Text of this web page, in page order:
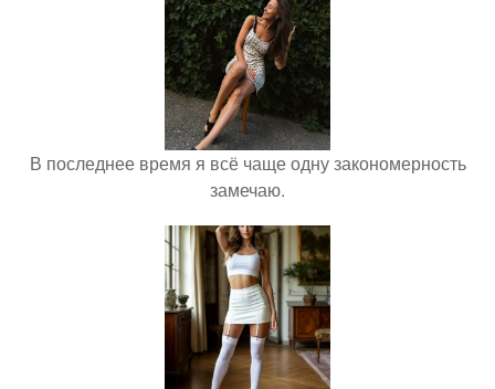
В последнее время я всё чаще одну закономерность
замечаю.